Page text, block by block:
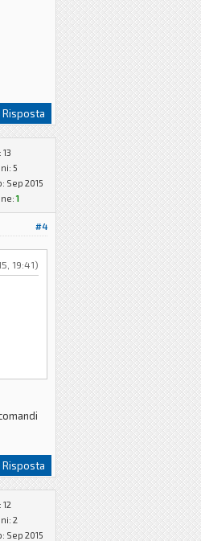
Risposta
5
Sep 2015
1
#4
19:41)
Risposta
2
Sep 2015